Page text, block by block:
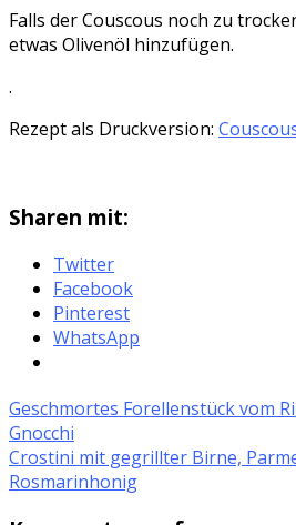
Falls der Couscous noch zu
etwas Olivenöl hinzufügen.
.
Rezept als Druckversion:
Sharen mit:
Twitter
Facebook
Pinterest
WhatsApp
Geschmortes Forellenstück vom
Gnocchi
Crostini mit gegrillter Birne,
Rosmarinhonig